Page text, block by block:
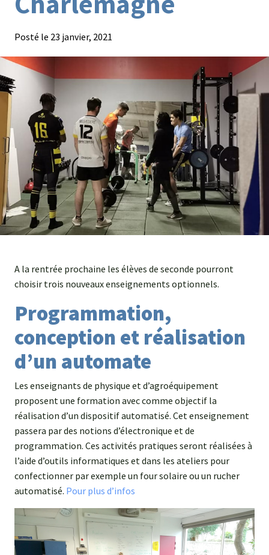
voie
Posté le 23 janvier, 2021
A la rentrée prochaine les élèves de seconde pourront
choisir trois nouveaux enseignements optionnels.
Programmation,
conception et réalisation
d’un automate
Les enseignants de physique et d’agroéquipement
proposent une formation avec comme objectif la
réalisation d’un dispositif automatisé. Cet enseignement
passera par des notions d’électronique et de
programmation. Ces activités pratiques seront réalisées à
l’aide d’outils informatiques et dans les ateliers pour
confectionner par exemple un four solaire ou un rucher
automatisé. Pour plus d’infos